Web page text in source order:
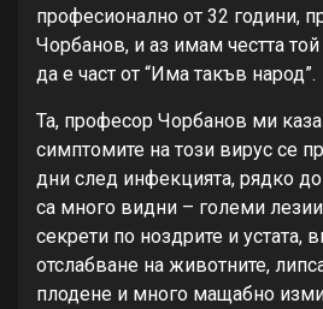
професионално от 32 години,
Чорбанов, и аз имам честта
да е част от “Има такъв народ”.
Та, професор Чорбанов ми
симптомите на този вирус се
дни след инфекцията, рядко
са много видни – големи
секрети по ноздрите и устата,
отслабване на животните,
плодене и много мащабно